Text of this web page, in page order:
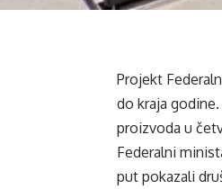
Projekt
do kraja
proizvoda u
Federalni
put pokazali